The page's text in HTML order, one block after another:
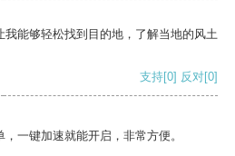
能够轻松找到目的地，了解当地的风土
支持[0] 反对[0]
一键加速就能开启，非常方便。